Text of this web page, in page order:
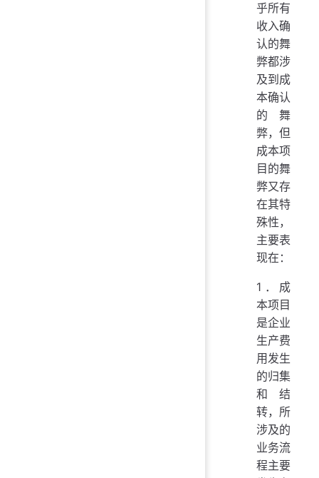
乎所有
收入确
认的舞
弊都涉
及到成
本确认
的舞
弊，但
成本项
目的舞
弊又存
在其特
殊性，
主要表
现在：
1．成
本项目
是企业
生产费
用发生
的归集
和结
转，所
涉及的
业务流
程主要